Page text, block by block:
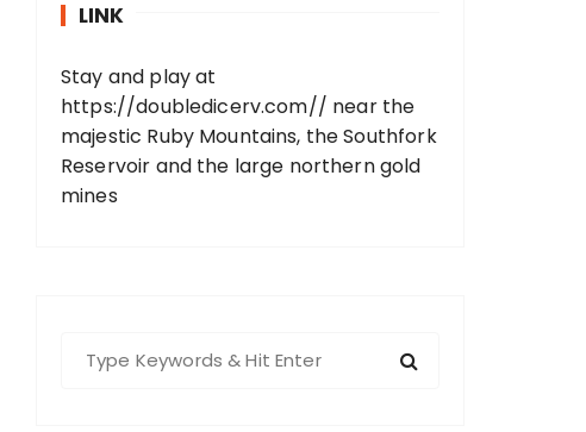
LINK
Stay and play at
https://doubledicerv.com// near the
majestic Ruby Mountains, the Southfork
Reservoir and the large northern gold
mines